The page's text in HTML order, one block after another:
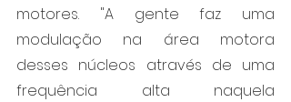
motores. "A gente faz uma
modulação na área motora
desses núcleos através de uma
frequência alta naquela